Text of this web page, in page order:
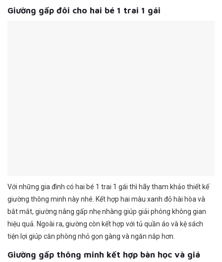
Giường gấp đôi cho hai bé 1 trai 1 gái
Với những gia đình có hai bé 1 trai 1 gái thì hãy tham khảo thiết kế
giường thông minh này nhé. Kết hợp hai màu xanh đỏ hài hòa và
bắt mắt, giường nâng gấp nhẹ nhàng giúp giải phóng không gian
hiệu quả. Ngoài ra, giường còn kết hợp với tủ quần áo và kệ sách
tiện lợi giúp căn phòng nhỏ gọn gàng và ngăn nắp hơn.
Giường gấp thông minh kết hợp bàn học và giá